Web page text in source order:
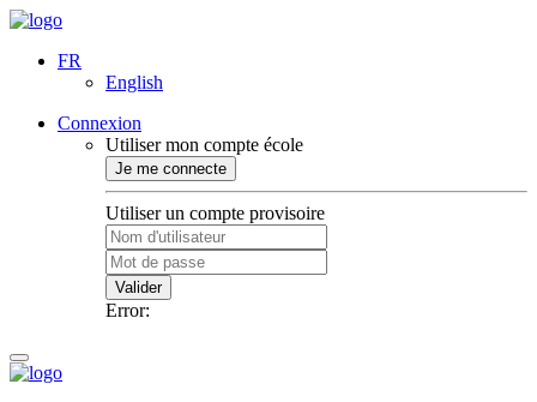
FR
English
Connexion
Utiliser mon compte école
Je me connecte
Utiliser un compte provisoire
Valider
Error: